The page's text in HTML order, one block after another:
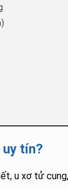
uy tín?
u xơ tử